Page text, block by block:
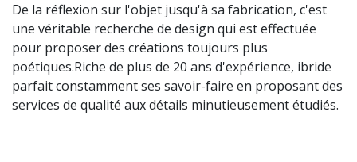
De la réflexion sur l'objet jusqu'à sa fabrication, c'est
une véritable recherche de design qui est effectuée
pour proposer des créations toujours plus
poétiques.Riche de plus de 20 ans d'expérience, ibride
parfait constamment ses savoir-faire en proposant des
services de qualité aux détails minutieusement étudiés.